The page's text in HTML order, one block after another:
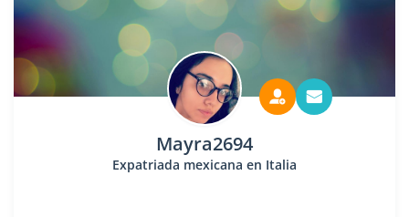
Mayra2694
Expatriada mexicana en Italia